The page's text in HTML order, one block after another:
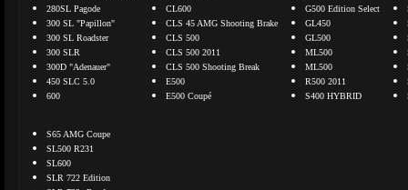
280SL Pagode
300 SL "Papillon"
300 SL Roadster
300 SLR
300D "Adenauer"
450 SLC 5.0
600
CL600
CLS 45 AMG Shooting Brake
CLS 500
CLS 500 2011
CLS 500 Shooting Break
E500
E500 Coupé
G500 Edition Select
GL450
GL500
ML500
ML500
R500 2011
S400 HYBRID
S65 AMG Coupe
SL500 R231
SL600
SLR 722 Edition